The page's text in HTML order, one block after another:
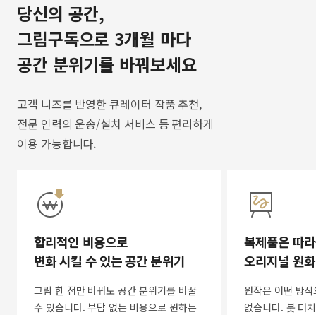
당신의 공간,
그림구독으로 3개월 마다
공간 분위기를 바꿔보세요
고객 니즈를 반영한 큐레이터 작품 추천,
전문 인력의 운송/설치 서비스 등 편리하게
이용 가능합니다.
합리적인 비용으로
변화 시킬 수 있는 공간 분위기
그림 한 점만 바꿔도 공간 분위기를 바꿀
수 있습니다. 부담 없는 비용으로 원하는
복제품은 따
오리지널 원
원작은 어떤 방
없습니다. 붓 터